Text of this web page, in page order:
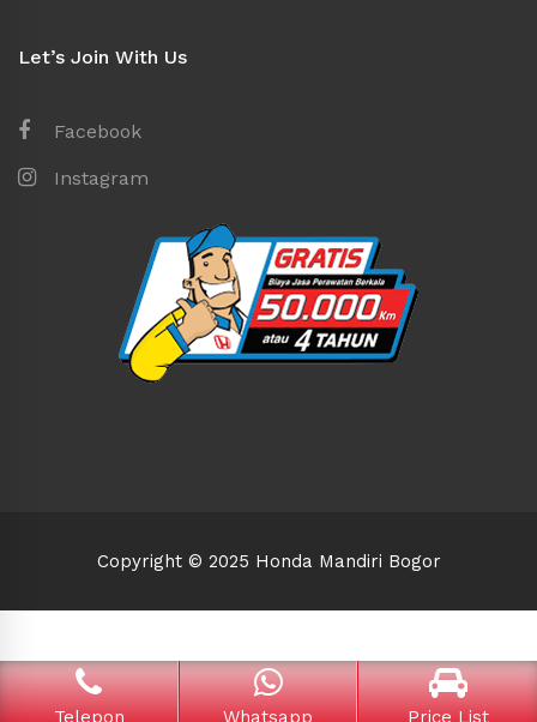
Let’s Join With Us
Facebook
Instagram
Copyright © 2025 Honda Mandiri Bogor
Telepon Whatsapp Price List